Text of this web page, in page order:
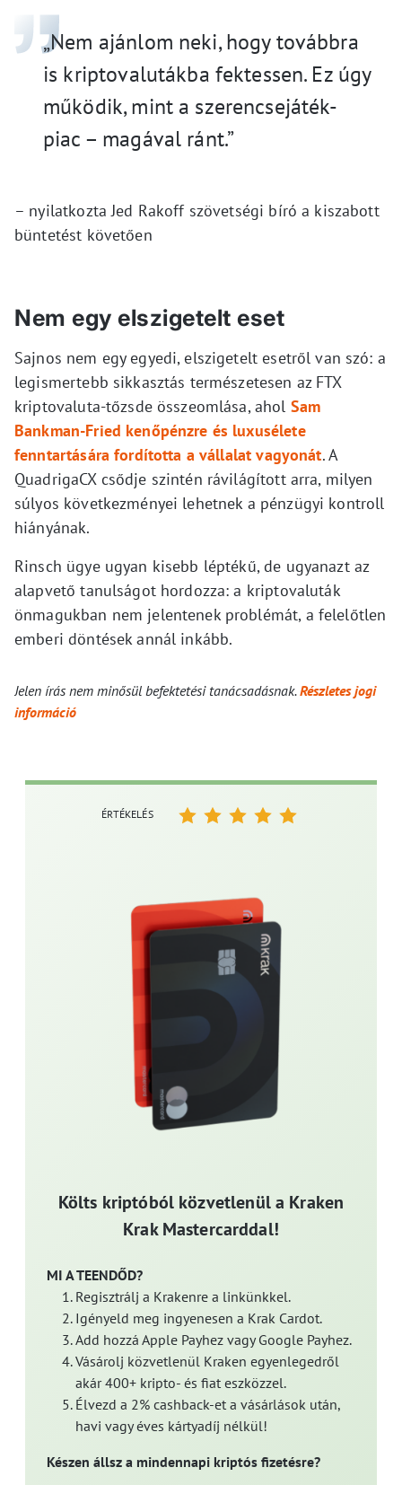
„Nem ajánlom neki, hogy továbbra
is kriptovalutákba fektessen. Ez úgy
működik, mint a szerencsejáték-
piac – magával ránt.”
– nyilatkozta Jed Rakoff szövetségi bíró a kiszabott
büntetést követően
Nem egy elszigetelt eset
Sajnos nem egy egyedi, elszigetelt esetről van szó: a
legismertebb sikkasztás természetesen az FTX
kriptovaluta-tőzsde összeomlása, ahol Sam
Bankman-Fried kenőpénzre és luxusélete
fenntartására fordította a vállalat vagyonát. A
QuadrigaCX csődje szintén rávilágított arra, milyen
súlyos következményei lehetnek a pénzügyi kontroll
hiányának.
Rinsch ügye ugyan kisebb léptékű, de ugyanazt az
alapvető tanulságot hordozza: a kriptovaluták
önmagukban nem jelentenek problémát, a felelőtlen
emberi döntések annál inkább.
Jelen írás nem minősül befektetési tanácsadásnak.Részletes jogi
információ
Költs kriptóból közvetlenül a Kraken
Krak Mastercarddal!
MI A TEENDŐD?
Regisztrálj a Krakenre a linkünkkel.
Igényeld meg ingyenesen a Krak Cardot.
Add hozzá Apple Payhez vagy Google Payhez.
Vásárolj közvetlenül Kraken egyenlegedről
akár 400+ kripto- és fiat eszközzel.
Élvezd a 2% cashback-et a vásárlások után,
havi vagy éves kártyadíj nélkül!
Készen állsz a mindennapi kriptós fizetésre?
ÉRTÉKELÉS